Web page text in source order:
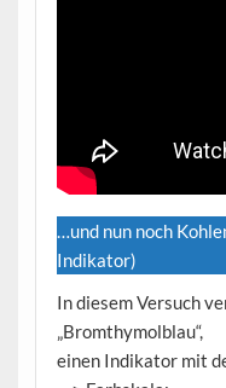
…und nun noch
Indikator)
In diesem Versuch
„Bromthymolblau“,
einen Indikator mit